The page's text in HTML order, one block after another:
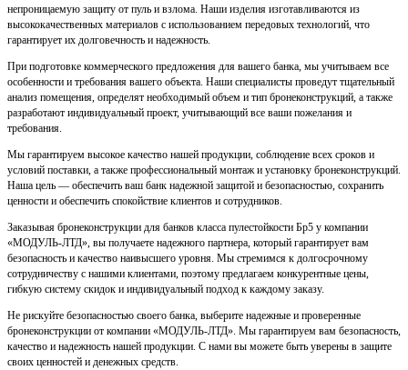
непроницаемую защиту от пуль и взлома. Наши изделия изготавливаются из
высококачественных материалов с использованием передовых технологий, что
гарантирует их долговечность и надежность.
При подготовке коммерческого предложения для вашего банка, мы учитываем все
особенности и требования вашего объекта. Наши специалисты проведут тщательный
анализ помещения, определят необходимый объем и тип бронеконструкций, а также
разработают индивидуальный проект, учитывающий все ваши пожелания и
требования.
Мы гарантируем высокое качество нашей продукции, соблюдение всех сроков и
условий поставки, а также профессиональный монтаж и установку бронеконструкций.
Наша цель — обеспечить ваш банк надежной защитой и безопасностью, сохранить
ценности и обеспечить спокойствие клиентов и сотрудников.
Заказывая бронеконструкции для банков класса пулестойкости Бр5 у компании
«МОДУЛЬ-ЛТД», вы получаете надежного партнера, который гарантирует вам
безопасность и качество наивысшего уровня. Мы стремимся к долгосрочному
сотрудничеству с нашими клиентами, поэтому предлагаем конкурентные цены,
гибкую систему скидок и индивидуальный подход к каждому заказу.
Не рискуйте безопасностью своего банка, выберите надежные и проверенные
бронеконструкции от компании «МОДУЛЬ-ЛТД». Мы гарантируем вам безопасность,
качество и надежность нашей продукции. С нами вы можете быть уверены в защите
своих ценностей и денежных средств.